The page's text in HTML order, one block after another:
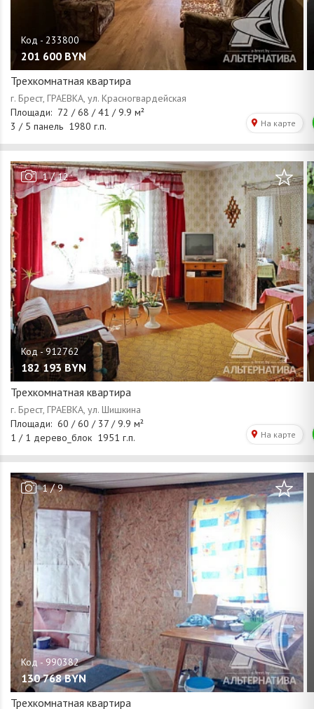
201 600 BYN
Трехкомнатная квартира
1/12
182 193 BYN
Трехкомнатная квартира
1/9
130 768 BYN
Трехкомнатная квартира